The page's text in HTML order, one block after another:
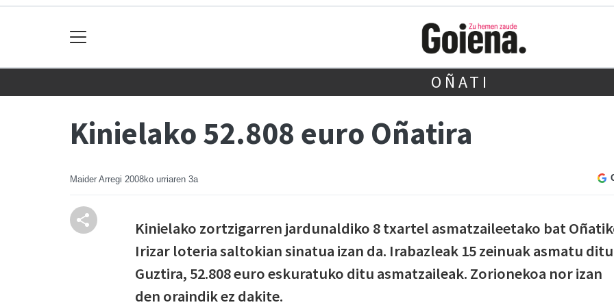
OÑATI
Kinielako 52.808 euro Oñatira
Maider Arregi 2008ko urriaren 3a
Kinielako zortzigarren jardunaldiko 8 txartel asmatzaileetako bat
Irizar loteria saltokian sinatua izan da. Irabazleak 15 zeinuak asmatu
Guztira, 52.808 euro eskuratuko ditu asmatzaileak. Zorionekoa nor izan
den oraindik ez dakite.